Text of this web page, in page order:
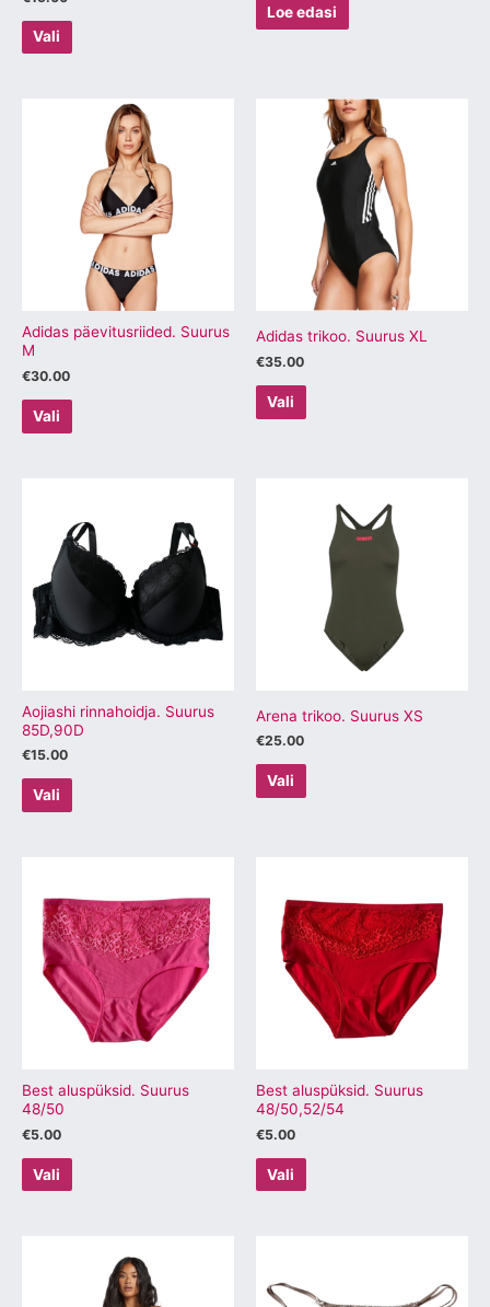
Vali
Loe edasi
Adidas päevitusriided. Suurus
M
€30.00
Vali
tootel
mitu
varianti.
Valikuid
saab
teha
tootelehel.
Adidas trikoo. Suurus XL
€35.00
Vali
Sellel
tootel
on
mitu
varianti.
Valikuid
saab
teha
tootelehel.
Aojiashi rinnahoidja. Suurus
85D,90D
€15.00
Vali
on
mitu
varianti.
Valikuid
tootelehel.
Arena trikoo. Suurus XS
€25.00
Vali
tootel
mitu
varianti.
Valikuid
saab
tootelehel.
Best aluspüksid. Suurus
48/50
€5.00
Vali
tootel
on
mitu
varianti.
Valikuid
saab
tootelehel.
Best aluspüksid. Suurus
48/50,52/54
€5.00
Vali
tootel
on
mitu
varianti.
Valikuid
saab
tootelehel.
tootel
on